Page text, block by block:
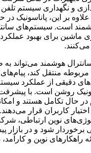
و نگهداری سیستم تلفن
بر این، پاناسونیک در
است. سیستم‌های
برای بهبود عملکرد
می‌کنند.
هوشمند می‌تواند به
منتقل کند،
دقیقی از عملکرد
روشن است. با
حال تکامل هستند و
کاربران قرار می‌دهند.
نوین ارتباطی،
برخوردار شود و در بازار
راهکارهای نوین و